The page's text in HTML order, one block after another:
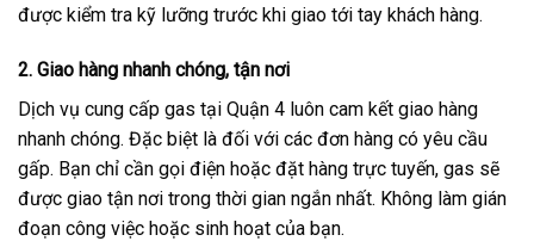
được kiểm tra kỹ lưỡng trước khi giao tới tay khách hàng.
2. Giao hàng nhanh chóng, tận nơi
Dịch vụ cung cấp gas tại Quận 4 luôn cam kết giao hàng
nhanh chóng. Đặc biệt là đối với các đơn hàng có yêu cầu
gấp. Bạn chỉ cần gọi điện hoặc đặt hàng trực tuyến, gas sẽ
được giao tận nơi trong thời gian ngắn nhất. Không làm gián
đoạn công việc hoặc sinh hoạt của bạn.